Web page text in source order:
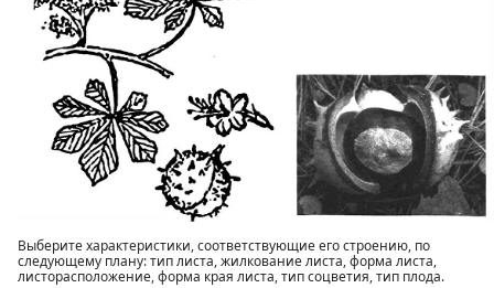
Выберите характеристики, соответствующие его строению, по
следующему плану: тип листа, жилкование листа, форма листа,
листорасположение, форма края листа, тип соцветия, тип плода.